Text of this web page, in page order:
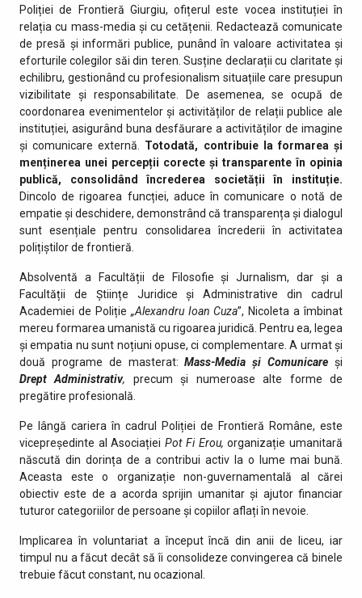
Poliției de Frontieră Giurgiu, ofițerul este vocea instituției în
relația cu mass-media și cu cetățenii. Redactează comunicate
de presă și informări publice, punând în valoare activitatea și
eforturile colegilor săi din teren. Susține declarații cu claritate și
echilibru, gestionând cu profesionalism situațiile care presupun
vizibilitate și responsabilitate. De asemenea, se ocupă de
coordonarea evenimentelor și activităților de relații publice ale
instituției, asigurând buna desfăurare a activităților de imagine
și comunicare externă. Totodată, contribuie la formarea și
menținerea unei percepții corecte și transparente în opinia
publică, consolidând încrederea societății în instituție.
Dincolo de rigoarea funcției, aduce în comunicare o notă de
empatie și deschidere, demonstrând că transparența și dialogul
sunt esențiale pentru consolidarea încrederii în activitatea
polițiștilor de frontieră.
Absolventă a Facultății de Filosofie și Jurnalism, dar și a
Facultății de Științe Juridice și Administrative din cadrul
Academiei de Poliție „Alexandru Ioan Cuza”, Nicoleta a îmbinat
mereu formarea umanistă cu rigoarea juridică. Pentru ea, legea
și empatia nu sunt noțiuni opuse, ci complementare. A urmat și
două programe de masterat:Mass-Media și Comunicare și
Drept Administrativ, precum și numeroase alte forme de
pregătire profesională.
Pe lângă cariera în cadrul Poliției de Frontieră Române, este
vicepreședinte al AsociațieiPot Fi Erou, organizație umanitară
născută din dorința de a contribui activ la o lume mai bună.
Aceasta este o organizație non-guvernamentală al cărei
obiectiv este de a acorda sprijin umanitar și ajutor financiar
tuturor categoriilor de persoane și copiilor aflați în nevoie.
Implicarea în voluntariat a început încă din anii de liceu, iar
timpul nu a făcut decât să îi consolideze convingerea că binele
trebuie făcut constant, nu ocazional.